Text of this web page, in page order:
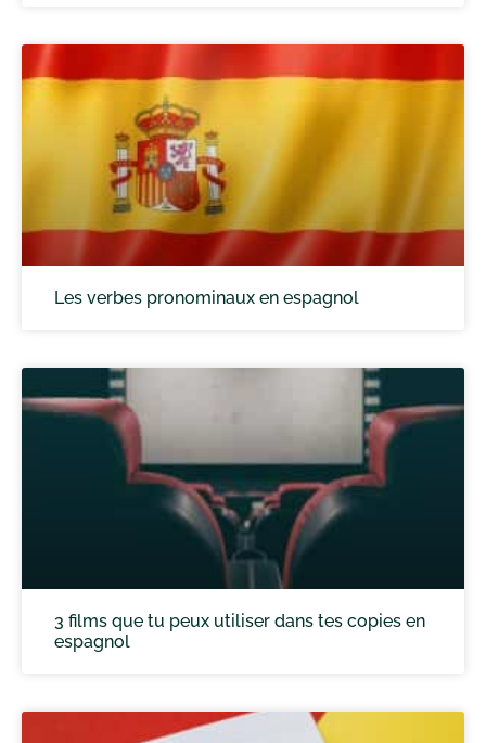
Les verbes pronominaux en espagnol
3 films que tu peux utiliser dans tes copies en
espagnol